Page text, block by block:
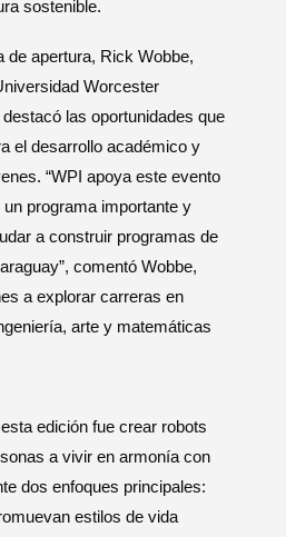
sostenible.
de apertura, Rick Wobbe,
Worcester
las oportunidades que
el desarrollo académico y
“WPI apoya este evento
programa importante y
a construir programas de
comentó Wobbe,
a explorar carreras en
arte y matemáticas
edición fue crear robots
a vivir en armonía con
dos enfoques principales:
estilos de vida